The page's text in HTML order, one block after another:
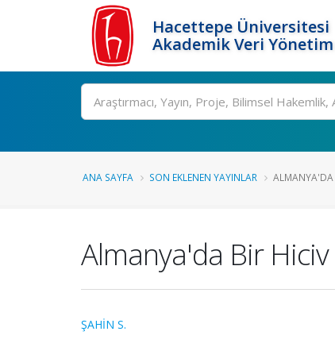
Hacettepe Üniversitesi
Akademik Veri
Ara
ANA SAYFA SON EKLENEN YAYINLAR ALMANYA'DA
Almanya'da Bir Hiciv
ŞAHİN S.